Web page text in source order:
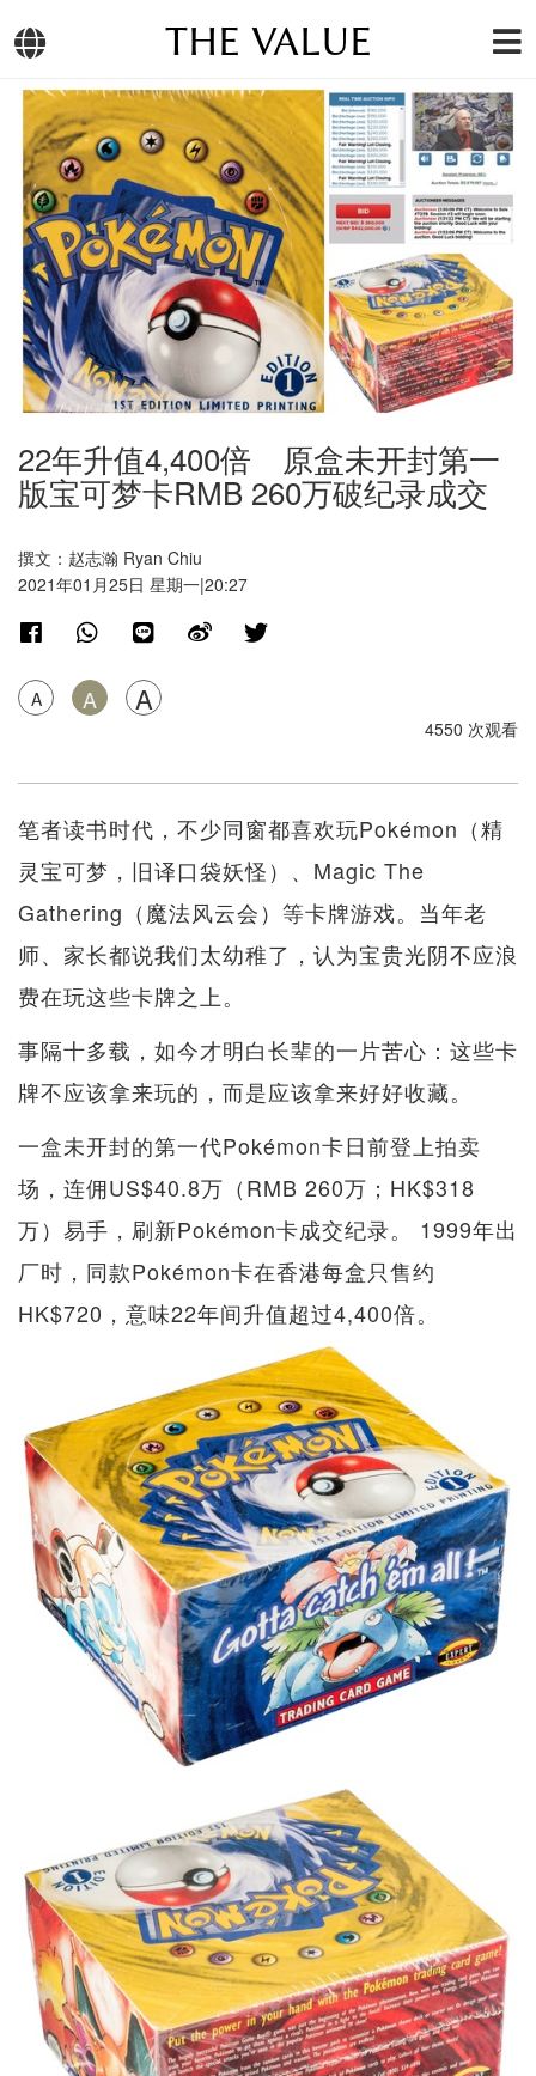
THE VALUE
22年升值4,400倍 原盒未开封第一
版宝可梦卡RMB 260万破纪录成交
撰文：赵志瀚 Ryan Chiu
2021年01月25日 星期一|20:27
A A A
4550 次观看
笔者读书时代，不少同窗都喜欢玩Pokémon（精
灵宝可梦，旧译口袋妖怪）、Magic The
Gathering（魔法风云会）等卡牌游戏。当年老
师、家长都说我们太幼稚了，认为宝贵光阴不应浪
费在玩这些卡牌之上。
事隔十多载，如今才明白长辈的一片苦心：这些卡
牌不应该拿来玩的，而是应该拿来好好收藏。
一盒未开封的第一代Pokémon卡日前登上拍卖
场，连佣US$40.8万（RMB 260万；HK$318
万）易手，刷新Pokémon卡成交纪录。 1999年出
厂时，同款Pokémon卡在香港每盒只售约
HK$720，意味22年间升值超过4,400倍。